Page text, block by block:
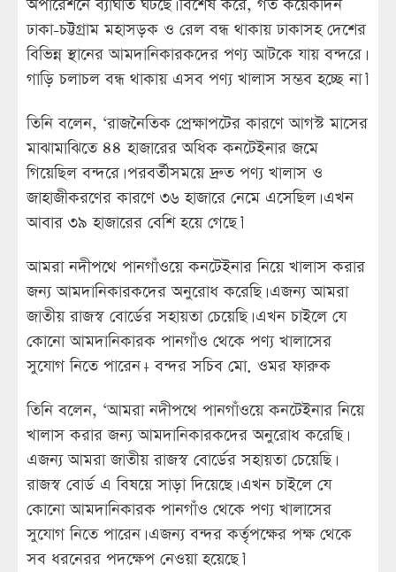
অপারেশনে ব্যাঘাত ঘটছে। বিশেষ করে, গত কয়েকদিন
ঢাকা-চট্টগ্রাম মহাসড়ক ও রেল বন্ধ থাকায় ঢাকাসহ দেশের
বিভিন্ন স্থানের আমদানিকারকদের পণ্য আটকে যায় বন্দরে।
গাড়ি চলাচল বন্ধ থাকায় এসব পণ্য খালাস সম্ভব হচ্ছে না।’
তিনি বলেন, ‘রাজনৈতিক প্রেক্ষাপটের কারণে আগস্ট মাসের
মাঝামাঝিতে ৪৪ হাজারের অধিক কনটেইনার জমে
গিয়েছিল বন্দরে। পরবর্তীসময়ে দ্রুত পণ্য খালাস ও
জাহাজীকরণের কারণে ৩৬ হাজারে নেমে এসেছিল। এখন
আবার ৩৯ হাজারের বেশি হয়ে গেছে।’
আমরা নদীপথে পানগাঁওয়ে কনটেইনার নিয়ে খালাস করার
জন্য আমদানিকারকদের অনুরোধ করেছি। এজন্য আমরা
জাতীয় রাজস্ব বোর্ডের সহায়তা চেয়েছি। এখন চাইলে যে
কোনো আমদানিকারক পানগাঁও থেকে পণ্য খালাসের
সুযোগ নিতে পারেন।- বন্দর সচিব মো. ওমর ফারুক
তিনি বলেন, ‘আমরা নদীপথে পানগাঁওয়ে কনটেইনার নিয়ে
খালাস করার জন্য আমদানিকারকদের অনুরোধ করেছি।
এজন্য আমরা জাতীয় রাজস্ব বোর্ডের সহায়তা চেয়েছি।
রাজস্ব বোর্ড এ বিষয়ে সাড়া দিয়েছে। এখন চাইলে যে
কোনো আমদানিকারক পানগাঁও থেকে পণ্য খালাসের
সুযোগ নিতে পারেন। এজন্য বন্দর কর্তৃপক্ষের পক্ষ থেকে
সব ধরনেরর পদক্ষেপ নেওয়া হয়েছে।’